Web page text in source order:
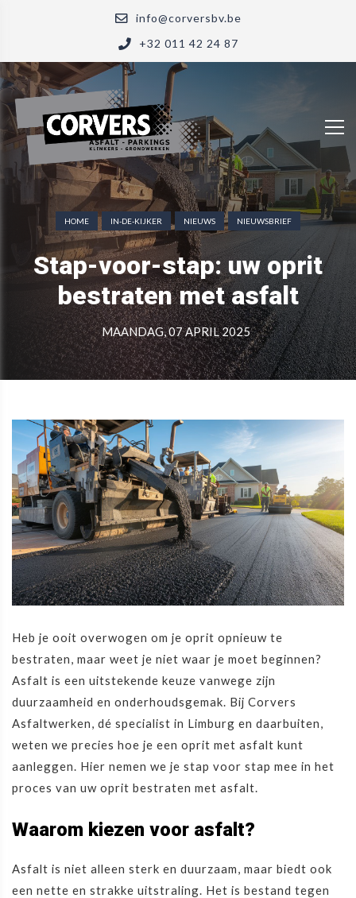
info@corversbv.be
+32 011 42 24 87
HOME IN-DE-KIJKER NIEUWS NIEUWSBRIEF
Stap-voor-stap: uw oprit
bestraten met asfalt
MAANDAG, 07 APRIL 2025
Heb je ooit overwogen om je oprit opnieuw te
bestraten, maar weet je niet waar je moet beginnen?
Asfalt is een uitstekende keuze vanwege zijn
duurzaamheid en onderhoudsgemak. Bij Corvers
Asfaltwerken, dé specialist in Limburg en daarbuiten,
weten we precies hoe je een oprit met asfalt kunt
aanleggen. Hier nemen we je stap voor stap mee in het
proces van uw oprit bestraten met asfalt.
Waarom kiezen voor asfalt?
Asfalt is niet alleen sterk en duurzaam, maar biedt ook
een nette en strakke uitstraling. Het is bestand tegen